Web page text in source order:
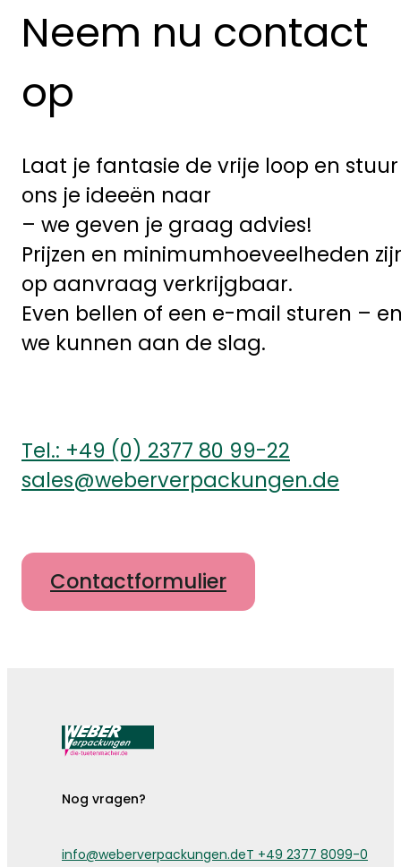
Neem nu contact
op
Laat je fantasie de vrije loop en stuur
ons je ideeën naar
– we geven je graag advies!
Prijzen en minimumhoeveelheden
op aanvraag verkrijgbaar.
Even bellen of een e-mail sturen –
we kunnen aan de slag.
Tel.: +49 (0) 2377 80 99-22
sales@weberverpackungen.de
Contactformulier
Nog vragen?
info@weberverpackungen.deT +49 2377 8099-0